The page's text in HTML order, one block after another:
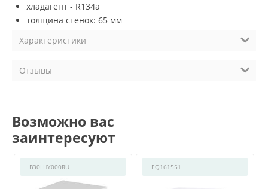
хладагент - R134a
толщина стенок: 65 мм
Характеристики
Отзывы
Возможно вас
заинтересуют
B30LHY000RU EQ161551